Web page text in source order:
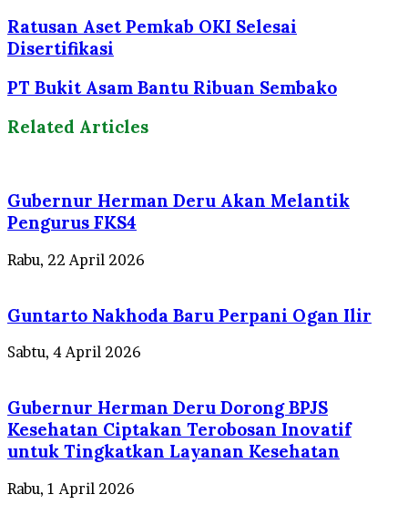
Ratusan Aset Pemkab OKI Selesai
Disertifikasi
PT Bukit Asam Bantu Ribuan Sembako
Related Articles
Gubernur Herman Deru Akan Melantik
Pengurus FKS4
Rabu, 22 April 2026
Guntarto Nakhoda Baru Perpani Ogan Ilir
Sabtu, 4 April 2026
Gubernur Herman Deru Dorong BPJS
Kesehatan Ciptakan Terobosan Inovatif
untuk Tingkatkan Layanan Kesehatan
Rabu, 1 April 2026